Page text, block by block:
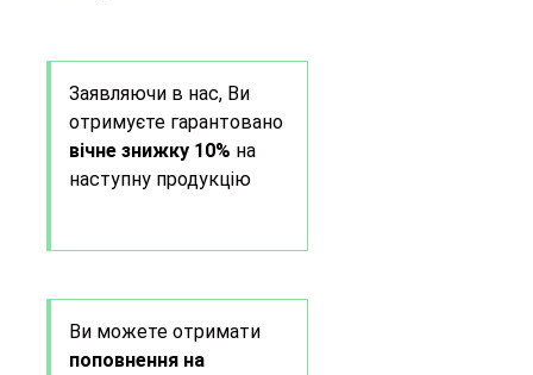
Заявляючи в нас, Ви
отримуєте гарантовано
вічне знижку 10% на
наступну продукцію
Ви можете отримати
поповнення на